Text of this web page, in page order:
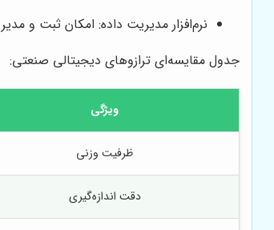
نرم‌افزار مدیریت داده: امکان ثبت
جدول مقایسه‌ای ترازوهای دیجیتالی صنعتی:
ویژگی
ظرفیت وزنی
دقت اندازه‌گیری